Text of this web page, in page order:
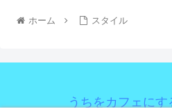
ホーム スタイル
うちをカフェにす